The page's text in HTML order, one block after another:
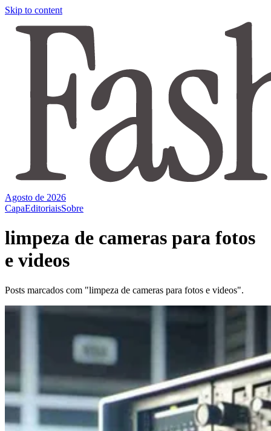
Skip to content
Agosto de 2026
CapaEditoriaisSobre
limpeza de cameras para fotos
e videos
Posts marcados com "limpeza de cameras para fotos e videos".